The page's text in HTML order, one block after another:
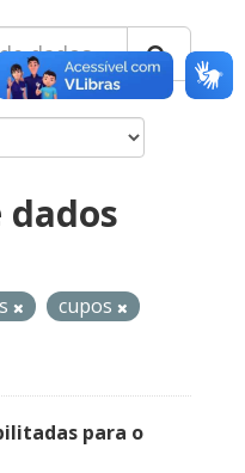
cupos
para o